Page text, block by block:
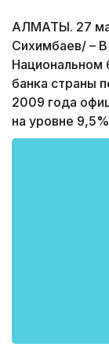
АЛМАТЫ. 27
Сихимбаев/ –
Национальном
банка страны
2009 года
на уровне